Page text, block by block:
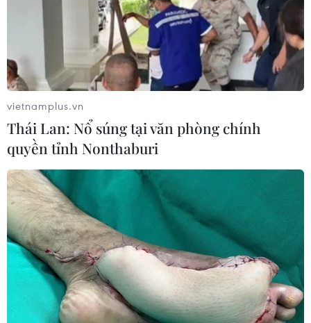
điểm Thành phố cần chuẩn bị kịch bản cho tình huống
có 5.000 ca mắc để lên kế hoạch ứng phó.
vietnamplus.vn
Thái Lan: Nổ súng tại văn phòng chính
quyền tỉnh Nonthaburi